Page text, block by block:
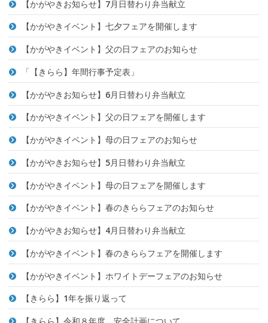
【かがやきお知らせ】7月日替わり弁当献立
【かがやきイベント】七夕フェアを開催します
【かがやきイベント】父の日フェアのお知らせ
「【きらら】年間行事予定表」
【かがやきお知らせ】6月日替わり弁当献立
【かがやきイベント】父の日フェアを開催します
【かがやきイベント】母の日フェアのお知らせ
【かがやきお知らせ】5月日替わり弁当献立
【かがやきイベント】母の日フェアを開催します
【かがやきイベント】春のきららフェアのお知らせ
【かがやきお知らせ】4月日替わり弁当献立
【かがやきイベント】春のきららフェアを開催します
【かがやきイベント】ホワイトデーフェアのお知らせ
【きらら】1年を振り返って